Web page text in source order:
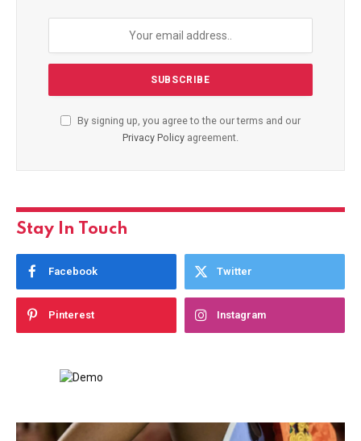
By signing up, you agree to the our terms and our
Privacy Policy agreement.
Stay In Touch
Facebook Twitter
Pinterest Instagram